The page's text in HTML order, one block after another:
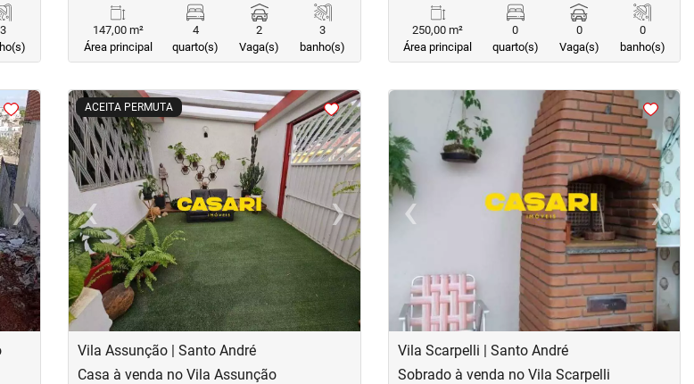
3
147,00 m²
Área principal
4
quarto(s)
2
Vaga(s)
3
banho(s)
250,00 m²
Área principal
0
quarto(s)
0
Vaga(s)
0
banho(s)
›Next
ACEITA PERMUTA
<<<<
‹Previous ›Next
Vila Assunção | Santo André
Casa à venda no Vila Assunção
‹Previous ›Next
Vila Scarpelli | Santo André
Sobrado à venda no Vila Scarpelli